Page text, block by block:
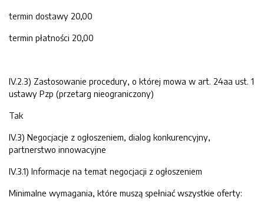
termin dostawy 20,00
termin płatności 20,00
IV.2.3) Zastosowanie procedury, o której mowa w art. 24aa ust. 1
ustawy Pzp (przetarg nieograniczony)
Tak
IV.3) Negocjacje z ogłoszeniem, dialog konkurencyjny,
partnerstwo innowacyjne
IV.3.1) Informacje na temat negocjacji z ogłoszeniem
Minimalne wymagania, które muszą spełniać wszystkie oferty: